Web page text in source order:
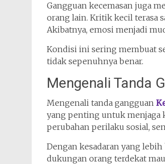
Gangguan kecemasan juga
orang lain. Kritik kecil terasa
Akibatnya, emosi menjadi
Kondisi ini sering membuat
tidak sepenuhnya benar.
Mengenali Tanda
Mengenali tanda gangguan
yang penting untuk menjaga
perubahan perilaku sosial,
Dengan kesadaran yang
dukungan orang terdekat